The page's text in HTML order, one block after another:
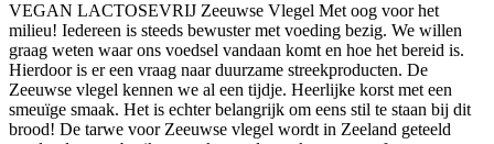
VEGAN LACTOSEVRIJ Zeeuwse Vlegel Met oog voor het
milieu! Iedereen is steeds bewuster met voeding bezig. We willen
graag weten waar ons voedsel vandaan komt en hoe het bereid is.
Hierdoor is er een vraag naar duurzame streekproducten. De
Zeeuwse vlegel kennen we al een tijdje. Heerlijke korst met een
smeuïge smaak. Het is echter belangrijk om eens stil te staan bij dit
brood! De tarwe voor Zeeuwse vlegel wordt in Zeeland geteeld